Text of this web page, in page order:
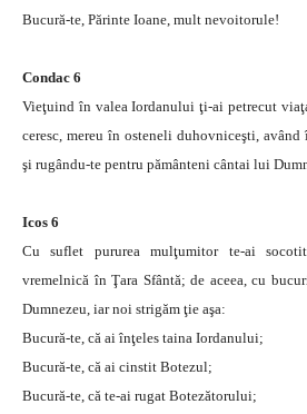
Bucură-te, Părinte Ioane, mult nevoitorule!
Condac 6
Vieţuind în valea Iordanului ţi-ai petrecut
ceresc, mereu în osteneli duhovniceşti,
şi rugându-te pentru pământeni cântai lui
Icos 6
Cu suflet pururea mulţumitor te-ai
vremelnică în Ţara Sfântă; de aceea, cu
Dumnezeu, iar noi strigăm ţie aşa:
Bucură-te, că ai înţeles taina Iordanului;
Bucură-te, că ai cinstit Botezul;
Bucură-te, că te-ai rugat Botezătorului;